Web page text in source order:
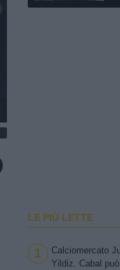
LE PIÙ LETTE
1
Calciomercato
Yildiz. Cabal